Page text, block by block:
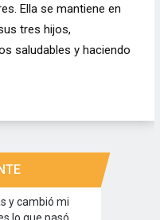
Ella se mantiene en
tres hijos,
saludables y haciendo
y cambió mi
lo que pasó